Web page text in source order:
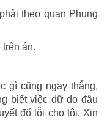
theo quan Phụng
án.
gì cũng ngay thẳng,
biết việc dữ do đâu
đổ lỗi cho tôi. Xin